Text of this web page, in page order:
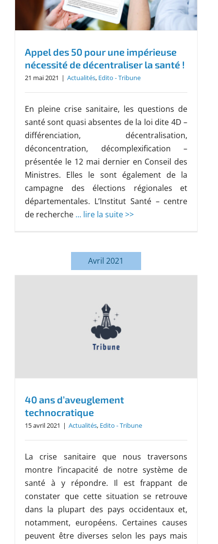
Appel des 50 pour une impérieuse
nécessité de décentraliser la santé !
21 mai 2021 | Actualités, Edito - Tribune
En pleine crise sanitaire, les questions de
santé sont quasi absentes de la loi dite 4D –
différenciation, décentralisation,
déconcentration, décomplexification –
présentée le 12 mai dernier en Conseil des
Ministres. Elles le sont également de la
campagne des élections régionales et
départementales. L’Institut Santé – centre
de recherche ... lire la suite >>
Avril 2021
40 ans d’aveuglement
technocratique
15 avril 2021 | Actualités, Edito - Tribune
La crise sanitaire que nous traversons
montre l’incapacité de notre système de
santé à y répondre. Il est frappant de
constater que cette situation se retrouve
dans la plupart des pays occidentaux et,
notamment, européens. Certaines causes
peuvent être diverses selon les pays mais